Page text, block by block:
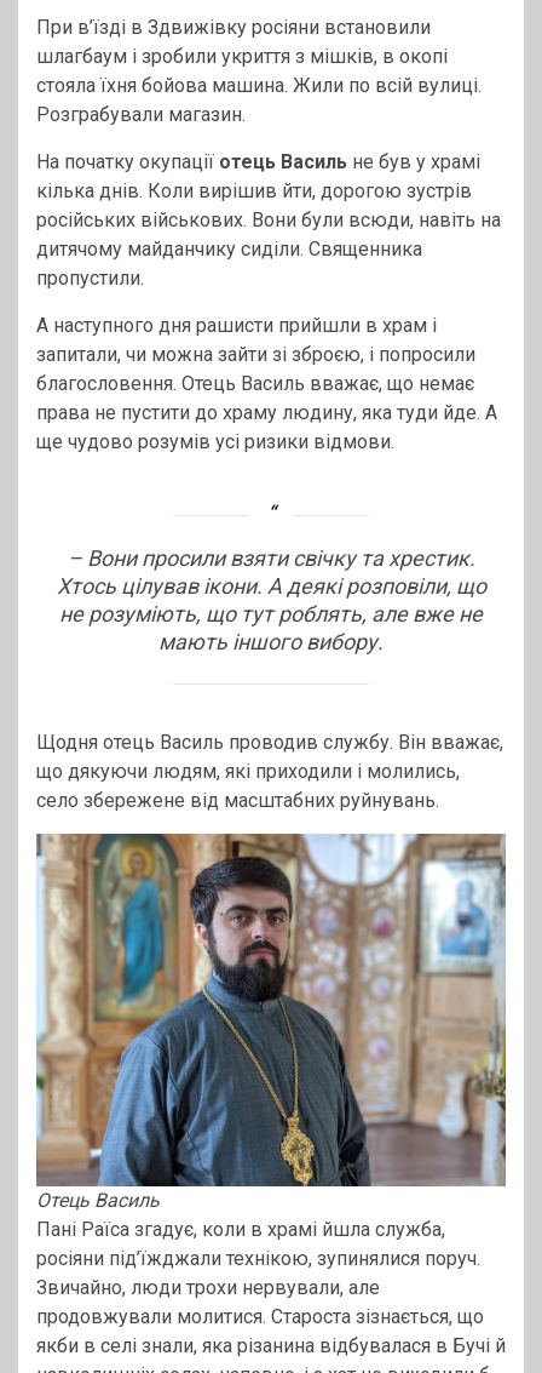
При в’їзді в Здвижівку росіяни встановили
шлагбаум і зробили укриття з мішків, в окопі
стояла їхня бойова машина. Жили по всій вулиці.
Розграбували магазин.
На початку окупації отець Василь не був у храмі
кілька днів. Коли вирішив йти, дорогою зустрів
російських військових. Вони були всюди, навіть на
дитячому майданчику сиділи. Священника
пропустили.
А наступного дня рашисти прийшли в храм і
запитали, чи можна зайти зі зброєю, і попросили
благословення. Отець Василь вважає, що немає
права не пустити до храму людину, яка туди йде. А
ще чудово розумів усі ризики відмови.
– Вони просили взяти свічку та хрестик.
Хтось цілував ікони. А деякі розповіли, що
не розуміють, що тут роблять, але вже не
мають іншого вибору.
Щодня отець Василь проводив службу. Він вважає,
що дякуючи людям, які приходили і молились,
село збережене від масштабних руйнувань.
Отець Василь
Пані Раїса згадує, коли в храмі йшла служба,
росіяни під’їжджали технікою, зупинялися поруч.
Звичайно, люди трохи нервували, але
продовжували молитися. Староста зізнається, що
якби в селі знали, яка різанина відбувалася в Бучі й